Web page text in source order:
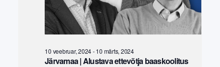
10 veebruar, 2024-10 märts, 2024
Järvamaa | Alustava ettevõtja baaskoolitus